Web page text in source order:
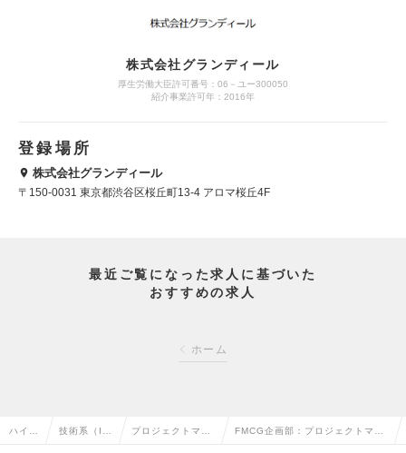
株式会社グランディール
厚生労働大臣許可番号：06－ユー300050
紹介事業許可年：2016年
登録場所
株式会社グランディール
〒150-0031 東京都渋谷区桜丘町13-4 アロマ桜丘4F
最近ご覧になった求人に基づいた
おすすめの求人
ホーム
ハイク 技術系（I プロジェクトマネ FMCG企画部：プロジェクトマネ